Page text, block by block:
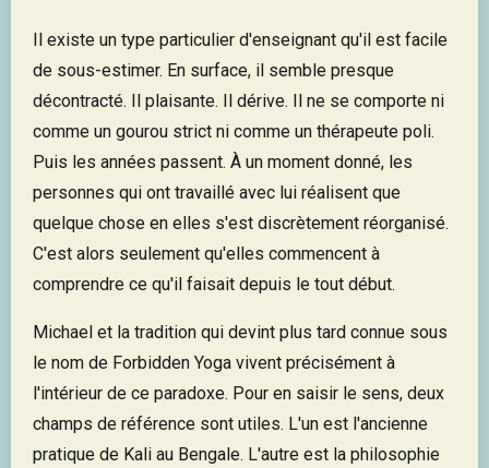
Il existe un type particulier d'enseignant qu'il est facile
de sous-estimer. En surface, il semble presque
décontracté. Il plaisante. Il dérive. Il ne se comporte ni
comme un gourou strict ni comme un thérapeute poli.
Puis les années passent. À un moment donné, les
personnes qui ont travaillé avec lui réalisent que
quelque chose en elles s'est discrètement réorganisé.
C'est alors seulement qu'elles commencent à
comprendre ce qu'il faisait depuis le tout début.
Michael et la tradition qui devint plus tard connue sous
le nom de Forbidden Yoga vivent précisément à
l'intérieur de ce paradoxe. Pour en saisir le sens, deux
champs de référence sont utiles. L'un est l'ancienne
pratique de Kali au Bengale. L'autre est la philosophie